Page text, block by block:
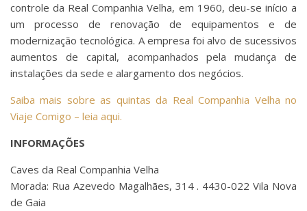
controle da Real Companhia Velha, em 1960, deu-se início a
um processo de renovação de equipamentos e de
modernização tecnológica. A empresa foi alvo de sucessivos
aumentos de capital, acompanhados pela mudança de
instalações da sede e alargamento dos negócios.
Saiba mais sobre as quintas da Real Companhia Velha no
Viaje Comigo – leia aqui.
INFORMAÇÕES
Caves da Real Companhia Velha
Morada: Rua Azevedo Magalhães, 314 . 4430-022 Vila Nova
de Gaia